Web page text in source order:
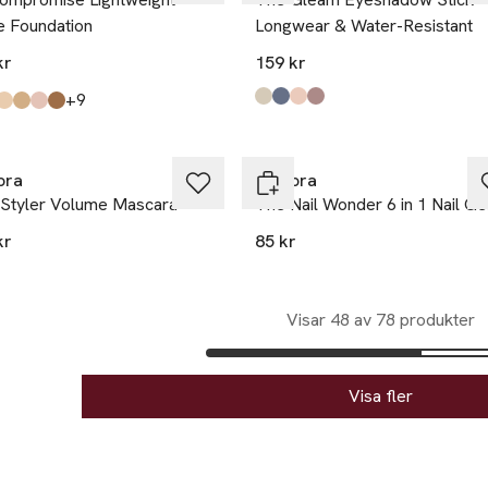
Foundation
finns i färgerna:
+9till
Longwear & Water-Resistant
159 kr
Produkten finns i färgerna:
Sandstone
Denim Steel
Rose Beige
Mauve Brown
Volume Mascara
IsaDora
The Nail Wonder 6 in 1 Nail
85 kr
Visar 48 av 78 produkter
Visa fler